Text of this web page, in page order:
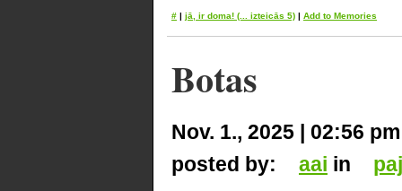
# | jā, ir doma! (... izteicās 5) | Add to Memories
Botas
Nov. 1., 2025 | 02:56 pm
posted by:
aai in